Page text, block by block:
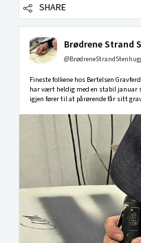
SHARE
Brødrene Strand
Fineste folkene hos Bertelsen
har vært heldig med en stabil januar
igjen fører til at pårørende får sitt